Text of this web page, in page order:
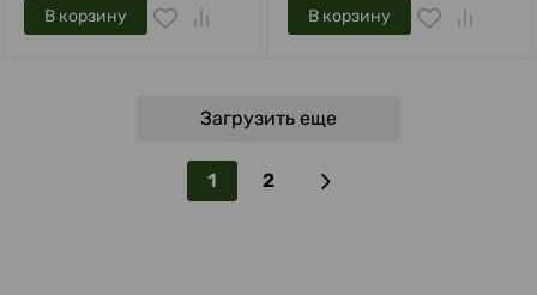
В корзину В корзину
Загрузить еще
1 2